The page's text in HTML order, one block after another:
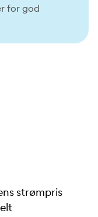
for god
strømpris